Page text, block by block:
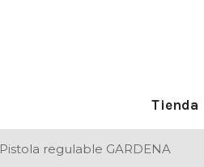
Tienda
Pistola regulable GARDENA